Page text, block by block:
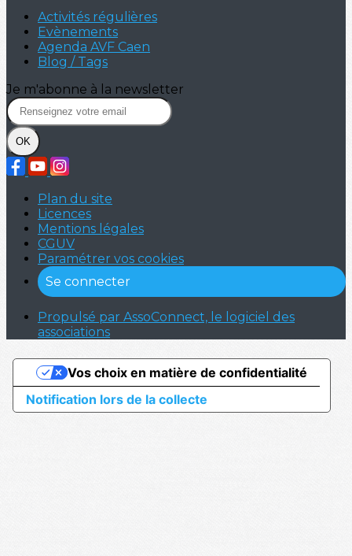
Activités régulières
Evènements
Agenda AVF Caen
Blog / Tags
Je m'abonne à la newsletter
OK
Plan du site
Licences
Mentions légales
CGUV
Paramétrer vos cookies
Se connecter
Propulsé par AssoConnect, le logiciel des
associations
Notification lors de la collecte
Vos choix en matière de confidentialité